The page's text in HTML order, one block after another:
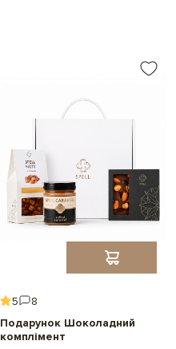
5
8
Подарунок Шоколадний
комплімент